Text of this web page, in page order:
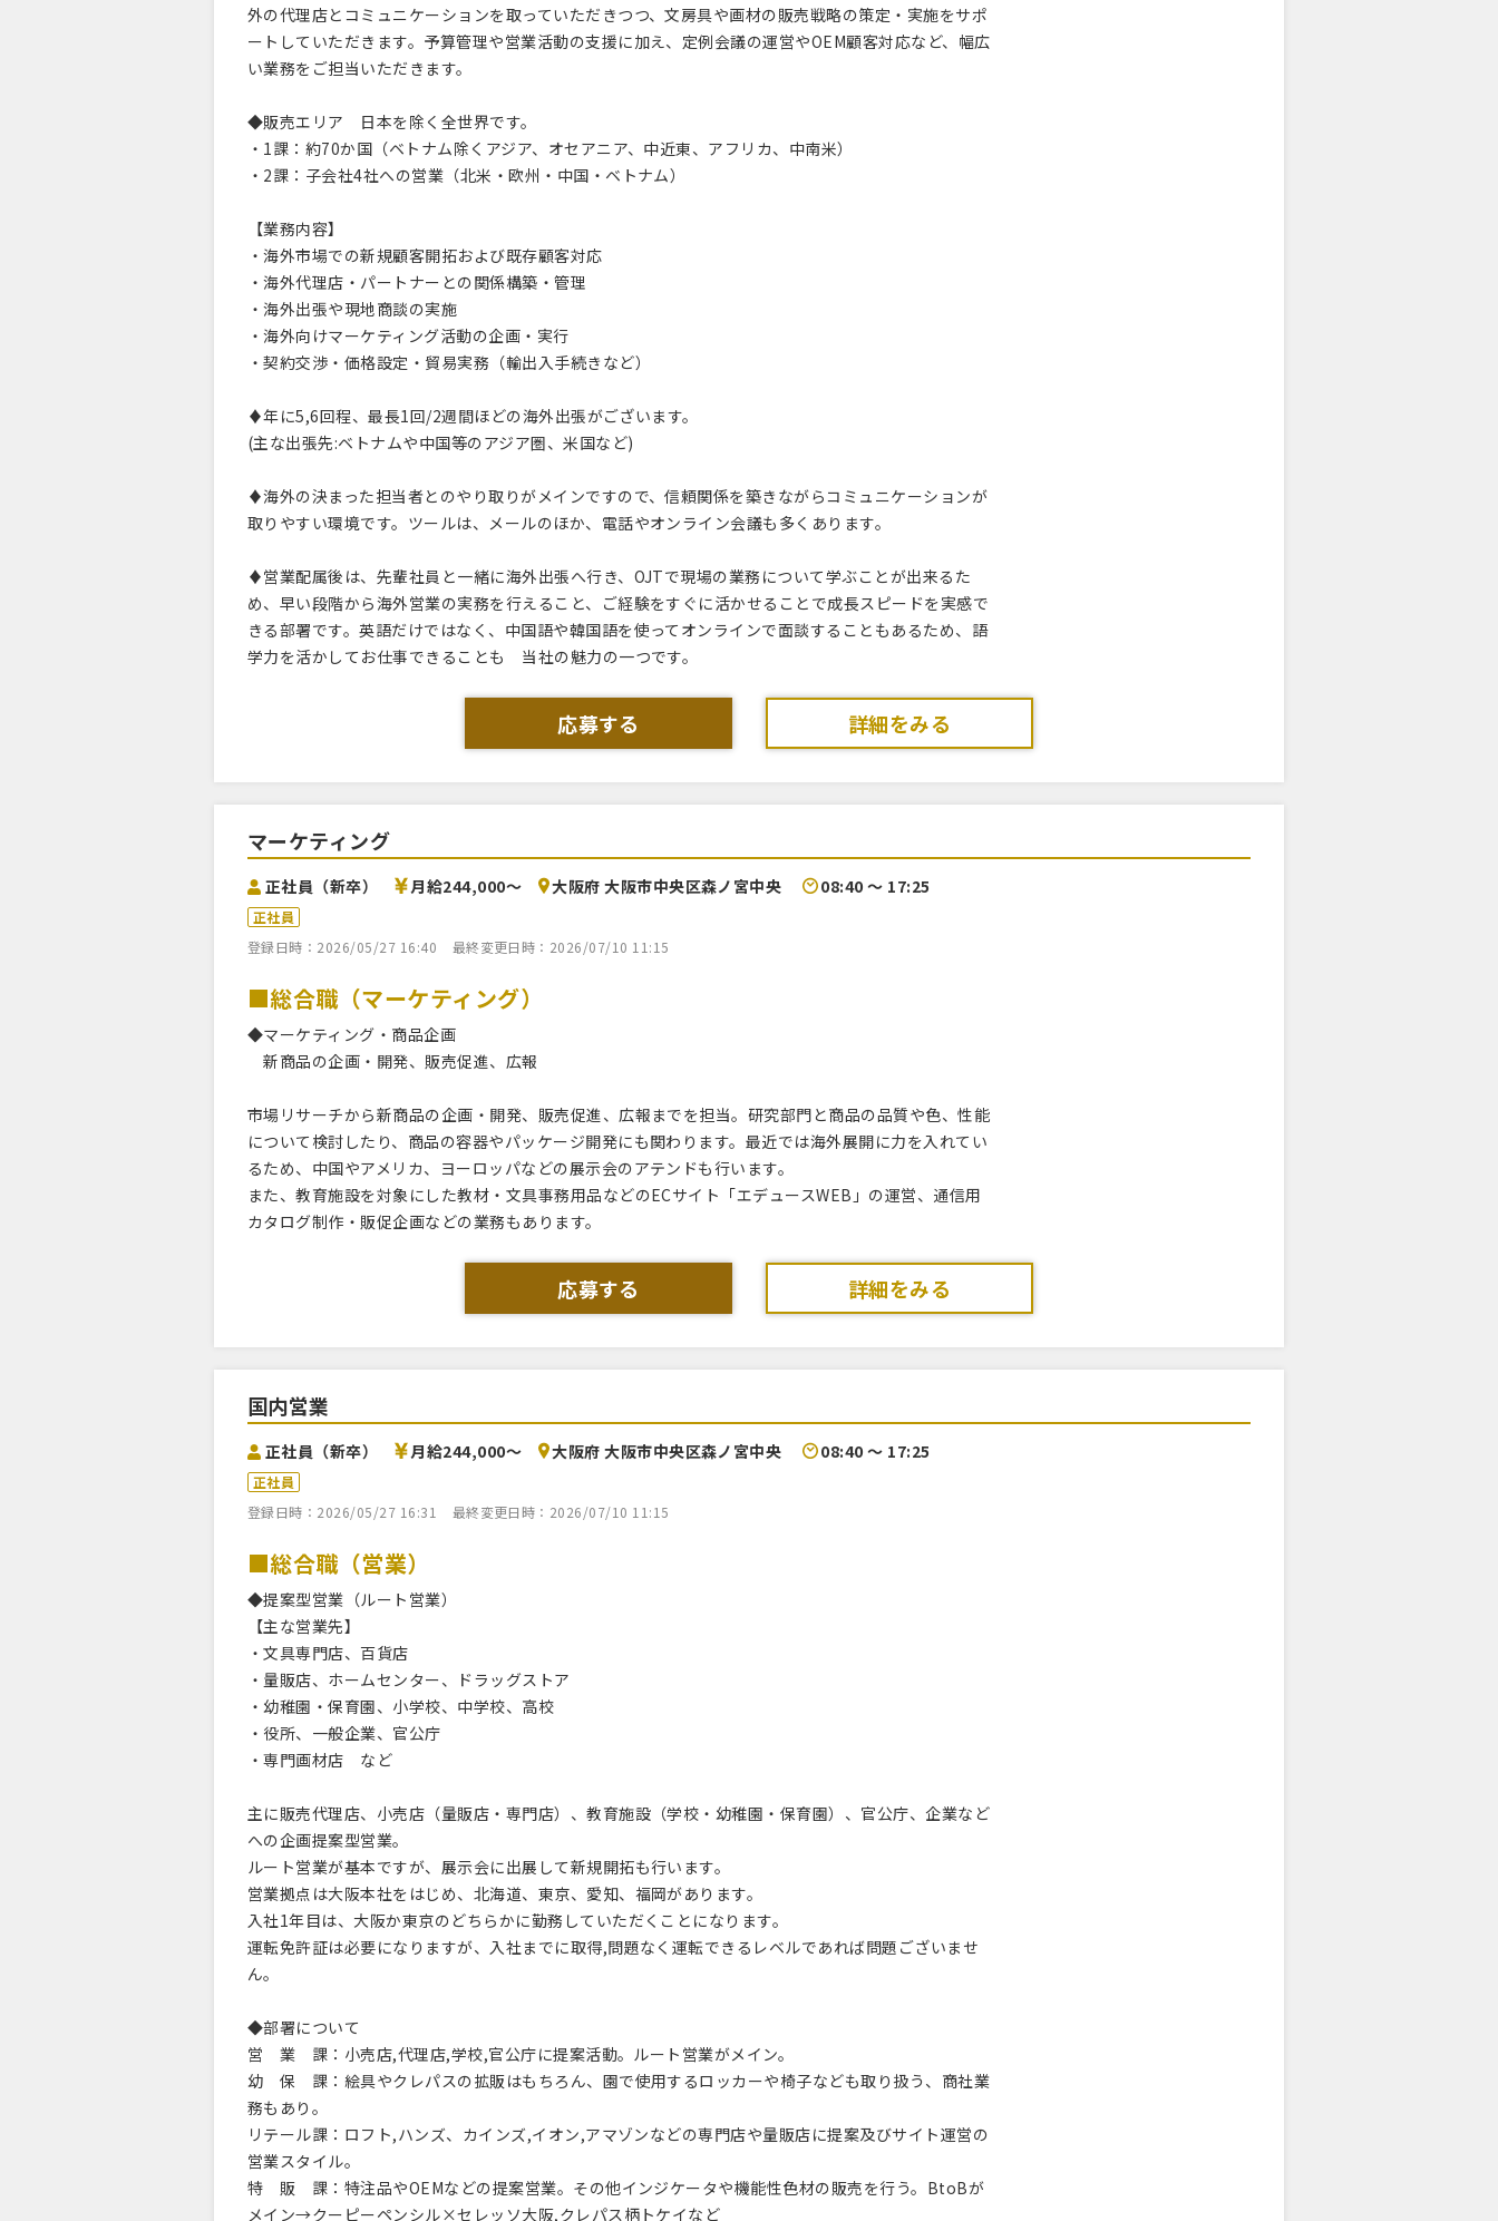
外の代理店とコミュニケーションを取っていただきつつ、文房具や画材の販売戦略の策定・実施をサポ
ートしていただきます。予算管理や営業活動の支援に加え、定例会議の運営やOEM顧客対応など、幅広
い業務をご担当いただきます。
◆販売エリア 日本を除く全世界です。
・1課：約70か国（ベトナム除くアジア、オセアニア、中近東、アフリカ、中南米）
・2課：子会社4社への営業（北米・欧州・中国・ベトナム）
【業務内容】
・海外市場での新規顧客開拓および既存顧客対応
・海外代理店・パートナーとの関係構築・管理
・海外出張や現地商談の実施
・海外向けマーケティング活動の企画・実行
・契約交渉・価格設定・貿易実務（輸出入手続きなど）
♦年に5,6回程、最長1回/2週間ほどの海外出張がございます。
(主な出張先:ベトナムや中国等のアジア圏、米国など)
♦海外の決まった担当者とのやり取りがメインですので、信頼関係を築きながらコミュニケーションが
取りやすい環境です。ツールは、メールのほか、電話やオンライン会議も多くあります。
♦営業配属後は、先輩社員と一緒に海外出張へ行き、OJTで現場の業務について学ぶことが出来るた
め、早い段階から海外営業の実務を行えること、ご経験をすぐに活かせることで成長スピードを実感で
きる部署です。英語だけではなく、中国語や韓国語を使ってオンラインで面談することもあるため、語
学力を活かしてお仕事できることも 当社の魅力の一つです。
応募する 詳細をみる
マーケティング
正社員（新卒） 月給244,000〜 08:40 〜 17:25
大阪府 大阪市中央区森ノ宮中央
正社員
登録日時：2026/05/27 16:40
最終変更日時：2026/07/10 11:15
■総合職（マーケティング）
◆マーケティング・商品企画
新商品の企画・開発、販売促進、広報
市場リサーチから新商品の企画・開発、販売促進、広報までを担当。研究部門と商品の品質や色、性能
について検討したり、商品の容器やパッケージ開発にも関わります。最近では海外展開に力を入れてい
るため、中国やアメリカ、ヨーロッパなどの展示会のアテンドも行います。
また、教育施設を対象にした教材・文具事務用品などのECサイト「エデュースWEB」の運営、通信用
カタログ制作・販促企画などの業務もあります。
応募する 詳細をみる
国内営業
正社員（新卒） 月給244,000〜 08:40 〜 17:25
大阪府 大阪市中央区森ノ宮中央
正社員
登録日時：2026/05/27 16:31
最終変更日時：2026/07/10 11:15
■総合職（営業）
◆提案型営業（ルート営業）
【主な営業先】
・文具専門店、百貨店
・量販店、ホームセンター、ドラッグストア
・幼稚園・保育園、小学校、中学校、高校
・役所、一般企業、官公庁
・専門画材店 など
主に販売代理店、小売店（量販店・専門店）、教育施設（学校・幼稚園・保育園）、官公庁、企業など
への企画提案型営業。
ルート営業が基本ですが、展示会に出展して新規開拓も行います。
営業拠点は大阪本社をはじめ、北海道、東京、愛知、福岡があります。
入社1年目は、大阪か東京のどちらかに勤務していただくことになります。
運転免許証は必要になりますが、入社までに取得,問題なく運転できるレベルであれば問題ございませ
ん。
◆部署について
営 業 課：小売店,代理店,学校,官公庁に提案活動。ルート営業がメイン。
幼 保 課：絵具やクレパスの拡販はもちろん、園で使用するロッカーや椅子なども取り扱う、商社業
務もあり。
リテール課：ロフト,ハンズ、カインズ,イオン,アマゾンなどの専門店や量販店に提案及びサイト運営の
営業スタイル。
特 販 課：特注品やOEMなどの提案営業。その他インジケータや機能性色材の販売を行う。BtoBが
メイン→クーピーペンシル×セレッソ大阪,クレパス柄トケイなど